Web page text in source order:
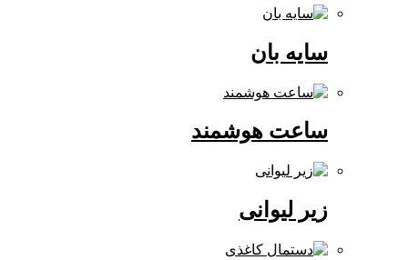
ساعت هوشمند
زیر لیوانی